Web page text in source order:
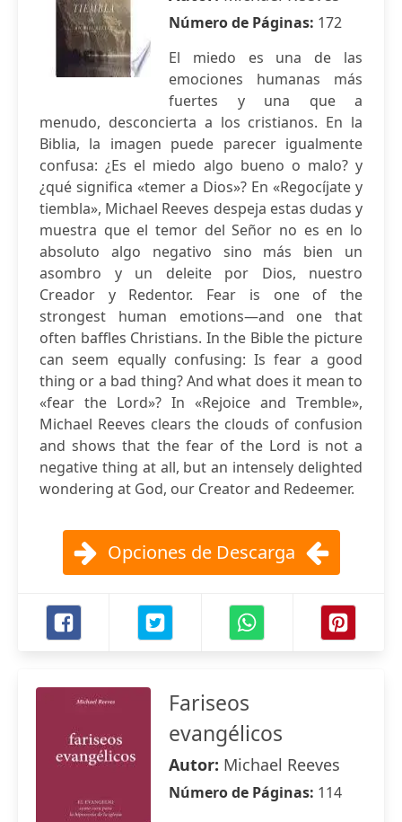
Número de Páginas: 172
El miedo es una de las
emociones humanas más
fuertes y una que a
menudo, desconcierta a los cristianos. En la
Biblia, la imagen puede parecer igualmente
confusa: ¿Es el miedo algo bueno o malo? y
¿qué significa «temer a Dios»? En «Regocíjate y
tiembla», Michael Reeves despeja estas dudas y
muestra que el temor del Señor no es en lo
absoluto algo negativo sino más bien un
asombro y un deleite por Dios, nuestro
Creador y Redentor. Fear is one of the
strongest human emotions―and one that
often baffles Christians. In the Bible the picture
can seem equally confusing: Is fear a good
thing or a bad thing? And what does it mean to
«fear the Lord»? In «Rejoice and Tremble»,
Michael Reeves clears the clouds of confusion
and shows that the fear of the Lord is not a
negative thing at all, but an intensely delighted
wondering at God, our Creator and Redeemer.
Opciones de Descarga
Fariseos
evangélicos
Autor: Michael Reeves
Número de Páginas: 114